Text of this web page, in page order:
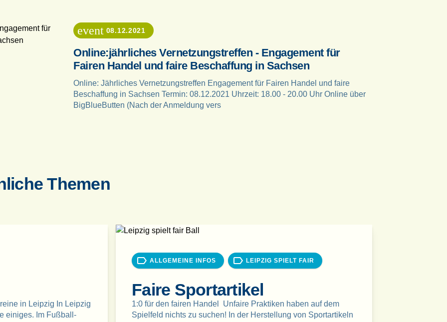
event 08.12.2021
Online:jährliches Vernetzungstreffen - Engagement für
Fairen Handel und faire Beschaffung in Sachsen
Online: Jährliches Vernetzungstreffen Engagement für Fairen Handel und faire
Beschaffung in Sachsen Termin: 08.12.2021 Uhrzeit: 18.00 - 20.00 Uhr Online über
BigBlueButten (Nach der Anmeldung vers
Themen
in Leipzig In Leipzig
einiges. Im Fußball-
ALLGEMEINE INFOS LEIPZIG SPIELT FAIR
Faire Sportartikel
1:0 für den fairen Handel Unfaire Praktiken haben auf dem
Spielfeld nichts zu suchen! In der Herstellung von Sportartikeln